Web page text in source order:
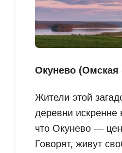
Окунево (Омская
Жители этой
деревни искренне
что Окунево —
Говорят, живут